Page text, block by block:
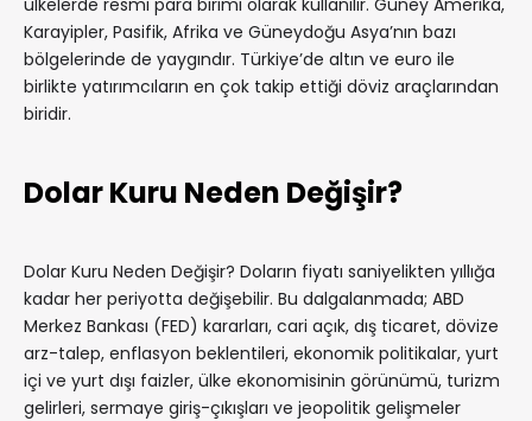
ülkelerde resmi para birimi olarak kullanılır. Güney Amerika,
Karayipler, Pasifik, Afrika ve Güneydoğu Asya’nın bazı
bölgelerinde de yaygındır. Türkiye’de altın ve euro ile
birlikte yatırımcıların en çok takip ettiği döviz araçlarından
biridir.
Dolar Kuru Neden Değişir?
Dolar Kuru Neden Değişir? Doların fiyatı saniyelikten yıllığa
kadar her periyotta değişebilir. Bu dalgalanmada; ABD
Merkez Bankası (FED) kararları, cari açık, dış ticaret, dövize
arz-talep, enflasyon beklentileri, ekonomik politikalar, yurt
içi ve yurt dışı faizler, ülke ekonomisinin görünümü, turizm
gelirleri, sermaye giriş-çıkışları ve jeopolitik gelişmeler